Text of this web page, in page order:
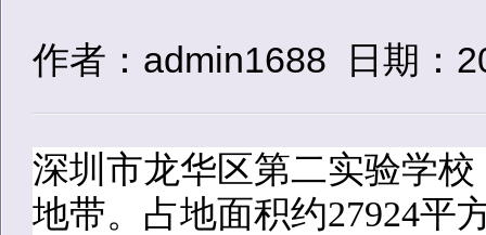
作者：admin1688 日期：
深圳市龙华区第二实验学
地带。占地面积约27924平